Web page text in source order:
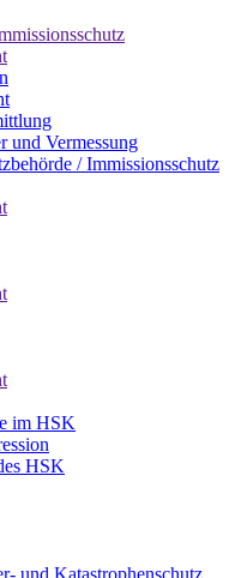
und Vermessung
/ Immissionsschutz
im HSK
HSK
und Katastrophenschutz